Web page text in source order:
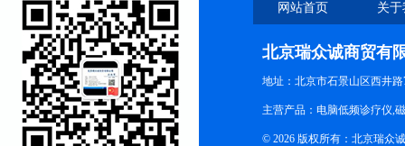
网站首页 关
北京瑞众诚商贸有
地址：北京市石景山区西井路
主营产品：电脑低频诊疗仪,
© 2026 版权所有：北京瑞众